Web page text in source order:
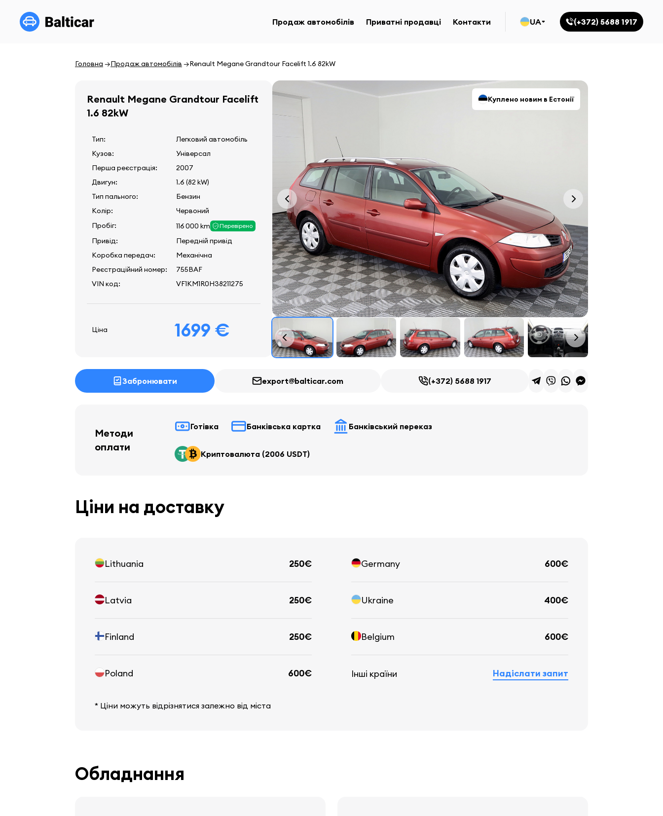
Продаж автомобілів Приватні продавці Контакти UA (+372) 5688 1917
Головна Продаж автомобілів Renault Megane Grandtour Facelift 1.6 82kW
Renault Megane Grandtour Facelift
1.6 82kW
Тип:
Легковий автомобіль
Кузов:
Універсал
Перша реєстрація:
2007
Двигун:
1.6 (82 kW)
Тип пального:
Бензин
Колір:
Червоний
Пробіг:
116 000 km Перевірено
Привід:
Передній привід
Коробка передач:
Механічна
Реєстраційний номер:
755BAF
VIN код:
VF1KM1R0H38211275
Ціна 1699 €
Куплено новим в Естонії
Забронювати export@balticar.com (+372) 5688 1917
Методи
оплати
Готівка Банківська картка Банківський переказ
Криптовалюта (2006 USDT)
Ціни на доставку
Lithuania 250€
Latvia 250€
Finland 250€
Poland 600€
Germany 600€
Ukraine 400€
Belgium 600€
Інші країни Надіслати запит
* Ціни можуть відрізнятися залежно від міста
Обладнання